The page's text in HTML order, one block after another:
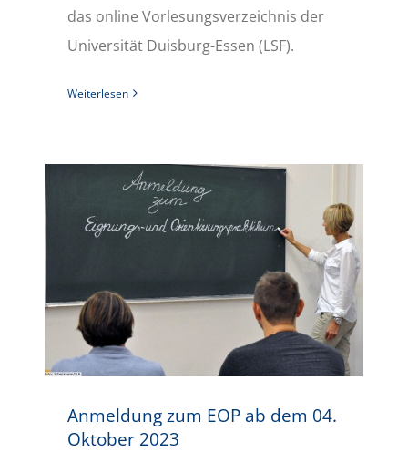
das online Vorlesungsverzeichnis der
Universität Duisburg-Essen (LSF).
Weiterlesen
Anmeldung zum EOP ab dem 04.
Oktober 2023